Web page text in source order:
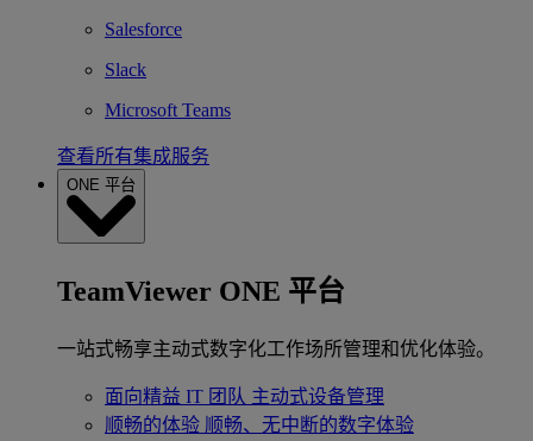
Salesforce
Slack
Microsoft Teams
查看所有集成服务
ONE 平台
TeamViewer ONE 平台
一站式畅享主动式数字化工作场所管理和优化体验。
面向精益 IT 团队 主动式设备管理
顺畅的体验 顺畅、无中断的数字体验